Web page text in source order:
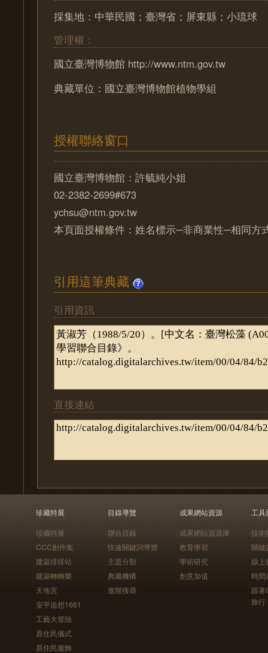
採集地：中華民國；臺灣省；屏東縣；小琉球
管理權：
國立臺灣博物館 http://www.ntm.gov.tw
典藏單位：國立臺灣博物館植物學組
授權聯絡窗口
國立臺灣博物館：許毓純小姐
02-2382-2699#673
ychsu@ntm.gov.tw
本頁面授權條件：姓名標示─非商業性─相同方
引用這筆典藏
引用資訊
直接連結
珍藏特展
珍藏特展
CCC創作集
建築排排站
建築轉轉樂
天地宮
安平追想1661
工藝大冒險
原住民儀式
原住民服飾
目錄導覽
聯合目錄
快速關鍵詞導覽
主題分類
典藏機構
進階搜尋
成果網站資源
成果網站資源庫
教育學習
學術研究
創意加值
工具
技術
關鍵
線上
時間
跟
旅行